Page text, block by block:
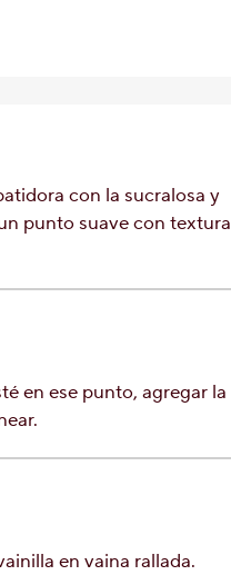
con la sucralosa y
punto suave con textura
en ese punto, agregar la
en vaina rallada.